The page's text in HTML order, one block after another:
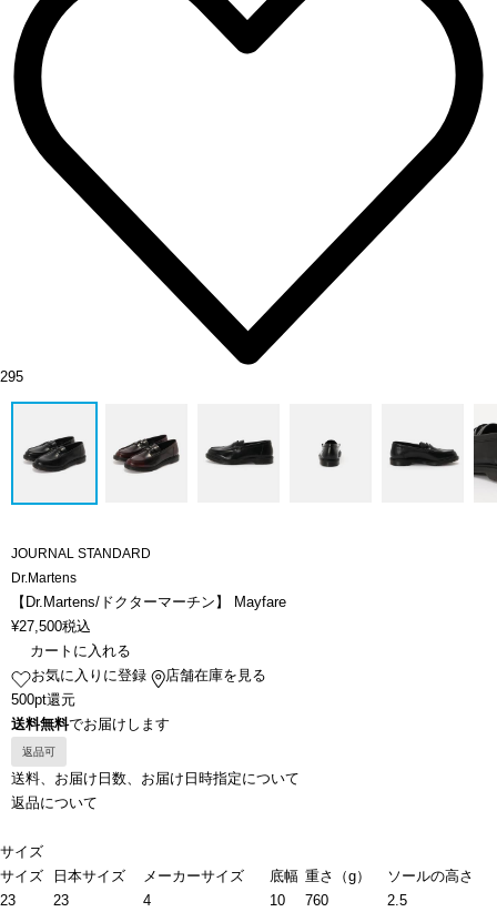
295
JOURNAL STANDARD
Dr.Martens
【Dr.Martens/ドクターマーチン】 Mayfare
¥27,500税込
カートに入れる
お気に入りに登録
店舗在庫を見る
500pt還元
送料無料でお届けします
返品可
送料、お届け日数、お届け日時指定について
返品について
サイズ
サイズ
日本サイズ メーカーサイズ 底幅 重さ（g）
ソールの高さ
23
23 4 10 760
2.5